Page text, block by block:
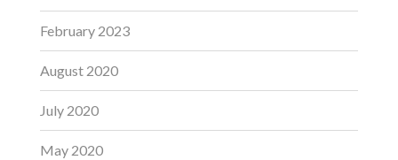
February 2023
August 2020
July 2020
May 2020